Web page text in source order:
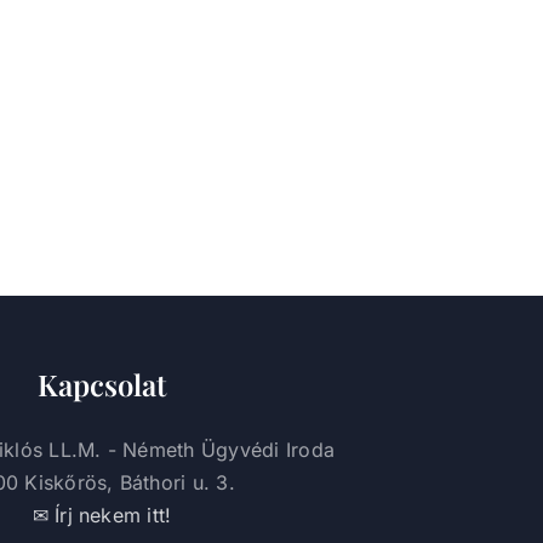
Kapcsolat
LL.M. - Németh Ügyvédi Iroda
Kiskőrös, Báthori u. 3.
✉ Írj nekem itt!